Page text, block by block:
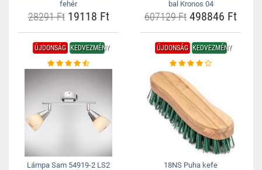
fehér
28291 Ft19118 Ft
bal Kronos 04
607129 Ft 498846 Ft
ÚJDONSÁG KEDVEZMÉNY
Lámpa Sam 54919-2 LS2
ÚJDONSÁG KEDVEZMÉNY
18NS Puha kefe